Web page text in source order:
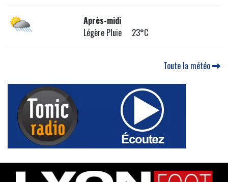
Après-midi
Légère Pluie 23°C
Toute la météo